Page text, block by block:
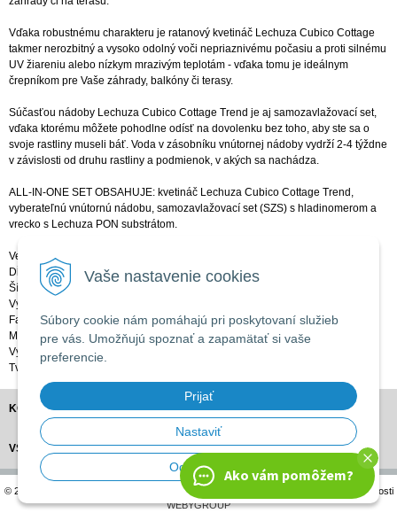
Vaše nastavenie cookies
Súbory cookie nám pomáhajú pri poskytovaní služieb
pre vás. Umožňujú spoznať a zapamätať si vaše
preferencie.
Prijať
Nastaviť
Odmietnuť
Vďaka robustnému charakteru je ratanový kvetináč Lechuza Cubico Cottage
takmer nerozbitný a vysoko odolný voči nepriaznivému počasiu a proti silnému
UV žiareniu alebo nízkym mrazivým teplotám - vďaka tomu je ideálnym
črepníkom pre Vaše záhrady, balkóny či terasy.
Súčasťou nádoby Lechuza Cubico Cottage Trend je aj samozavlažovací set,
vďaka ktorému môžete pohodlne odísť na dovolenku bez toho, aby ste sa o
svoje rastliny museli báť. Voda v zásobníku vnútornej nádoby vydrží 2-4 týždne
v závislosti od druhu rastliny a podmienok, v akých sa nachádza.
ALL-IN-ONE SET OBSAHUJE: kvetináč Lechuza Cubico Cottage Trend,
vyberateľnú vnútornú nádobu, samozavlažovací set (SZS) s hladinomerom a
vrecko s Lechuza PON substrátom.
Veľkosť:
Dĺžka (v cm): 40
Šírka (v cm): 40
Výška (v cm): 75
Farba: mokka (tmavohnedá)
Materiál: plast
Výrobca: Lechuza
Tvar: hranatý
KONTAKT
VŠETKO O NÁKUPE
© 2026 APRO Záhradné centrum • tvorba eshopu cez UNIobchod
spoločnosti
WEBYGROUP
Ako vám pomôžem?